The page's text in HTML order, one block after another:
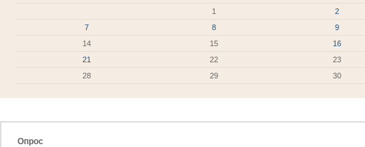
1
2
7
8 9
14
15 16
21
22 23
28
29 30
Опрос